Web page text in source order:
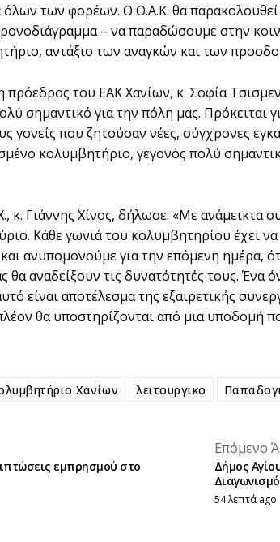
όλων των φορέων. Ο Ο.Α.Κ. θα
– να παραδώσουμε στην
αντάξιο των αναγκών και των
πρόεδρος του ΕΑΚ Χανίων, κ. Σοφία
σημαντικό για την πόλη μας. Πρόκειται
γονείς που ζητούσαν νέες, σύγχρονες
κολυμβητήριο, γεγονός πολύ
Γιάννης Χίνος, δήλωσε: «Με ανάμεικτα
Κάθε γωνιά του κολυμβητηρίου έχει να
ανυπομονούμε για την επόμενη ημέρα,
θα αναδείξουν τις δυνατότητές τους. Ένα
είναι αποτέλεσμα της εξαιρετικής
θα υποστηρίζονται από μια υποδομή
Χανίων λειτουργικο
Επόμενο
εμπρησμού στο
Δήμος
Διαγωνισμό
54 λεπτά ago